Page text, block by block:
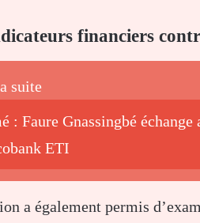
financiers
suite
: Faure Gnassingbé
ETI
a également permis